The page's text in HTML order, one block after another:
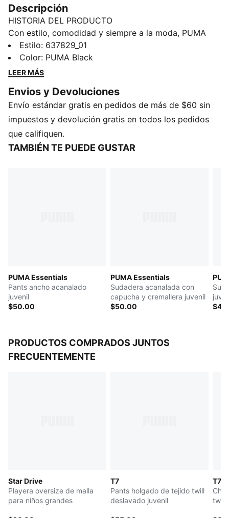
Descripción
HISTORIA DEL PRODUCTO
Con estilo, comodidad y siempre a la moda, PUMA
Essentials es la colección de descanso perfecta para
tus días de relax. Esta sudadera con capucha
oversized se caracteriza por su silueta boxy y el
CARACTERÍSTICAS Y BENEFICIOS
Producto fabricado con al menos un 20 % de algodón
reciclado
DETALLES
Producto diseñado para: uso diario
Estilo: 637829_01
Color: PUMA Black
LEER MÁS
Envios y Devoluciones
Envío estándar gratis en pedidos de más de $60 sin
impuestos y devolución gratis en todos los pedidos
que califiquen.
TAMBIÉN TE PUEDE GUSTAR
PUMA Essentials
Pants ancho acanalado
juvenil
$50.00
PUMA Essentials
Sudadera acanalada con
capucha y cremallera juvenil
$50.00
PRODUCTOS COMPRADOS JUNTOS
FRECUENTEMENTE
Star Drive
Playera oversize de malla
para niños grandes
T7
Pants holgado de tejido twill
deslavado juvenil
T7
twill